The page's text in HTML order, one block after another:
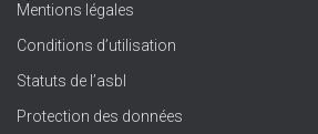
Mentions légales
Conditions d’utilisation
Statuts de l’asbl
Protection des données